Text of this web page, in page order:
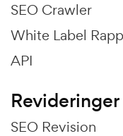
SEO Crawler
White Label
API
Revideringer
SEO Revision